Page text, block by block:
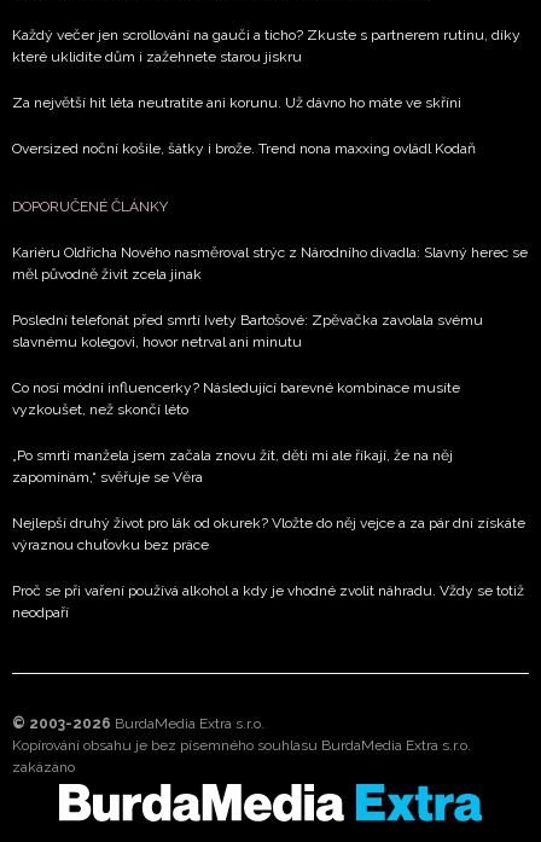
Každý večer jen scrollování na gauči a ticho? Zkuste s partnerem rutinu, díky
které uklidíte dům i zažehnete starou jiskru
Za největší hit léta neutratíte ani korunu. Už dávno ho máte ve skříni
Oversized noční košile, šátky i brože. Trend nona maxxing ovládl Kodaň
DOPORUČENÉ ČLÁNKY
Kariéru Oldřicha Nového nasměroval strýc z Národního divadla: Slavný herec se
měl původně živit zcela jinak
Poslední telefonát před smrtí Ivety Bartošové: Zpěvačka zavolala svému
slavnému kolegovi, hovor netrval ani minutu
Co nosí módní influencerky? Následující barevné kombinace musíte
vyzkoušet, než skončí léto
„Po smrti manžela jsem začala znovu žít, děti mi ale říkají, že na něj
zapomínám,“ svěřuje se Věra
Nejlepší druhý život pro lák od okurek? Vložte do něj vejce a za pár dní získáte
výraznou chuťovku bez práce
Proč se při vaření používá alkohol a kdy je vhodné zvolit náhradu. Vždy se totiž
neodpaří
© 2003-2026 BurdaMedia Extra s.r.o.
Kopírování obsahu je bez písemného souhlasu BurdaMedia Extra s.r.o.
zakázáno